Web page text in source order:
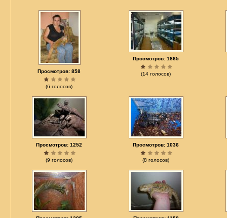
Просмотров: 858
(6 голосов)
Просмотров: 1865
(14 голосов)
Просмотров: 1252
(9 голосов)
Просмотров: 1036
(8 голосов)